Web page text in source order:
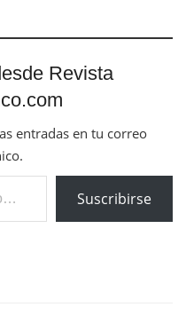
Revista
entradas en tu correo
Suscribirse